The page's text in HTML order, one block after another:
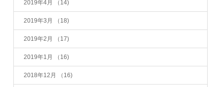
2019年4月 （14)
2019年3月 （18)
2019年2月 （17)
2019年1月 （16)
2018年12月 （16)